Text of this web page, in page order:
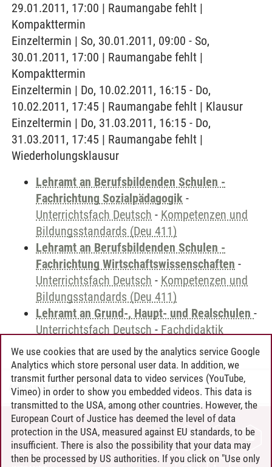
29.01.2011, 17:00 | Raumangabe fehlt |
Kompakttermin
Einzeltermin | So, 30.01.2011, 09:00 - So,
30.01.2011, 17:00 | Raumangabe fehlt |
Kompakttermin
Einzeltermin | Do, 10.02.2011, 16:15 - Do,
10.02.2011, 17:45 | Raumangabe fehlt | Klausur
Einzeltermin | Do, 31.03.2011, 16:15 - Do,
31.03.2011, 17:45 | Raumangabe fehlt |
Wiederholungsklausur
Lehramt an Berufsbildenden Schulen -
Fachrichtung Sozialpädagogik -
Unterrichtsfach Deutsch - Kompetenzen und
Bildungsstandards (Deu 411)
Lehramt an Berufsbildenden Schulen -
Fachrichtung Wirtschaftswissenschaften -
Unterrichtsfach Deutsch - Kompetenzen und
Bildungsstandards (Deu 411)
Lehramt an Grund-, Haupt- und Realschulen -
Unterrichtsfach Deutsch - Fachdidaktik
Andreea Tribel 30.06.2024
CONTACT
LEUPHANA AS EMPLOYER
We use cookies that are used by the analytics service Google
Analytics which store personal user data. In addition, we
transmit further personal data to video services (YouTube,
Vimeo) in order to show you embedded videos. This data is
transmitted to the USA, among other countries. However, the
European Court of Justice has deemed the level of data
protection in the USA, measured against EU standards, to be
insufficient. There is also the possibility that your data may
then be processed by US authorities. If you click on "Use only